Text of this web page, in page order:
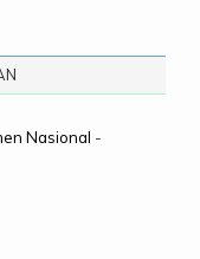
Nasional -